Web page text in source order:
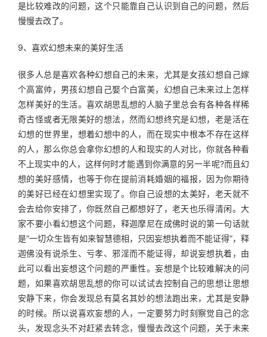
是比较难改的问题，这个只能靠自己认识到自己的问题，然后
慢慢去改了。
9、喜欢幻想未来的美好生活
很多人总是喜欢各种幻想自己的未来，尤其是女孩幻想自己嫁
个高富帅，男孩幻想自己娶个白富美，幻想自己未来过上怎样
怎样美好的生活。喜欢胡思乱想的人脑子里总会有各种各样稀
奇古怪或者无限美好的想法，然而幻想终究是幻想，老是活在
幻想的世界里，想着幻想中的人，而在现实中根本不存在这样
的人，那么你总会拿你幻想的人和现实的人对比，你就各种看
不上现实中的人，这样何时才能遇到你满意的另一半呢?而且幻
想的美好感情，也等于你在提前消耗婚姻的福报，因为你期待
的美好已经在幻想里实现了。你自己设想的太美好，老天就不
会去给你安排了，你既然自己都想好了，老天也乐得清闲。大
家不要小看幻想这个问题，释迦摩尼在成佛时说的第一句话就
是“一切众生皆有如来智慧德相，只因妄想执着而不能证得”，释
迦佛没有说杀生、亏孝、邪淫而不能证得，却说妄想执着，由
此可以看出妄想这个问题的严重性。妄想是个比较难解决的问
题，如果喜欢胡思乱想的你可以试试去控制自己的思想让思想
安静下来，你会发现总有莫名其妙的想法跑出来，尤其是安静
的时候。所以说喜欢妄想的人，一定要努力时刻察觉自己的念
头，发现念头不对赶紧去转念，慢慢去改这个问题，关于未来